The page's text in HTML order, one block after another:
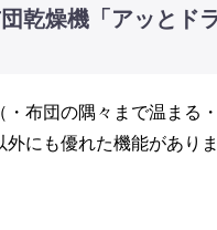
乾燥機「アッとド
・布団の隅々まで温まる
外にも優れた機能があり